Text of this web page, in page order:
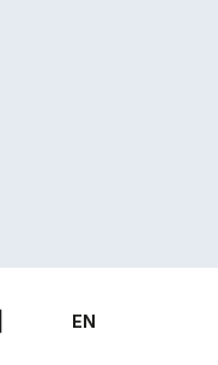
EN